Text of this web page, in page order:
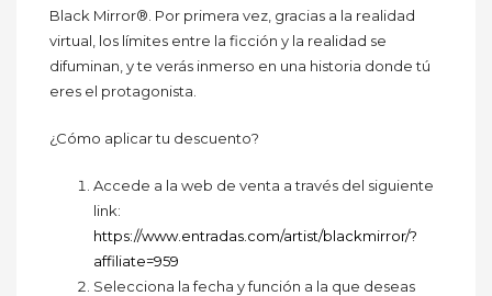
Black Mirror®. Por primera vez, gracias a la realidad
virtual, los límites entre la ficción y la realidad se
difuminan, y te verás inmerso en una historia donde tú
eres el protagonista.
¿Cómo aplicar tu descuento?
Accede a la web de venta a través del siguiente
link:
https://www.entradas.com/artist/blackmirror/?
affiliate=959
Selecciona la fecha y función a la que deseas